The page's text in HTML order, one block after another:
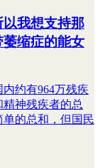
我想支持那
缩症的能女
约有964万残疾
神残疾者的总
的总和，但国民